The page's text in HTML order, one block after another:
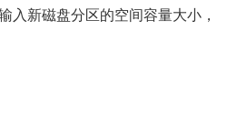
入新磁盘分区的空间容量大小，